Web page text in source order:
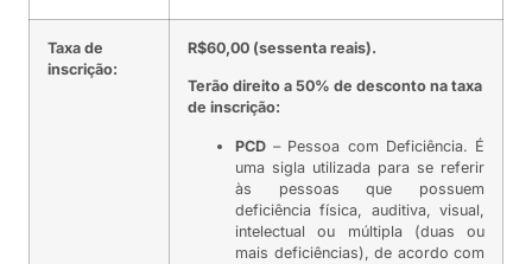
Taxa de
inscrição:
R$60,00 (sessenta reais).
Terão direito a 50% de desconto na taxa
de inscrição:
PCD – Pessoa com Deficiência. É
uma sigla utilizada para se referir
às pessoas que possuem
deficiência física, auditiva, visual,
intelectual ou múltipla (duas ou
mais deficiências), de acordo com